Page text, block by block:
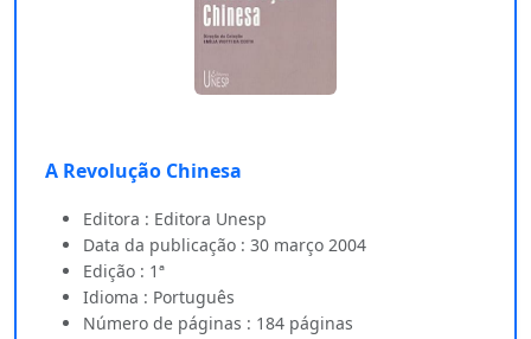
A Revolução Chinesa
Editora : Editora Unesp
Data da publicação : 30 março 2004
Edição : 1ª
Idioma : Português
Número de páginas : 184 páginas